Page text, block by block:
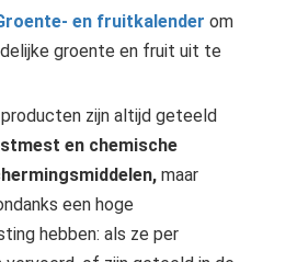
en fruitkalender om
groente en fruit uit te
zijn altijd geteeld
en chemische
maar
een hoge
hebben: als ze per